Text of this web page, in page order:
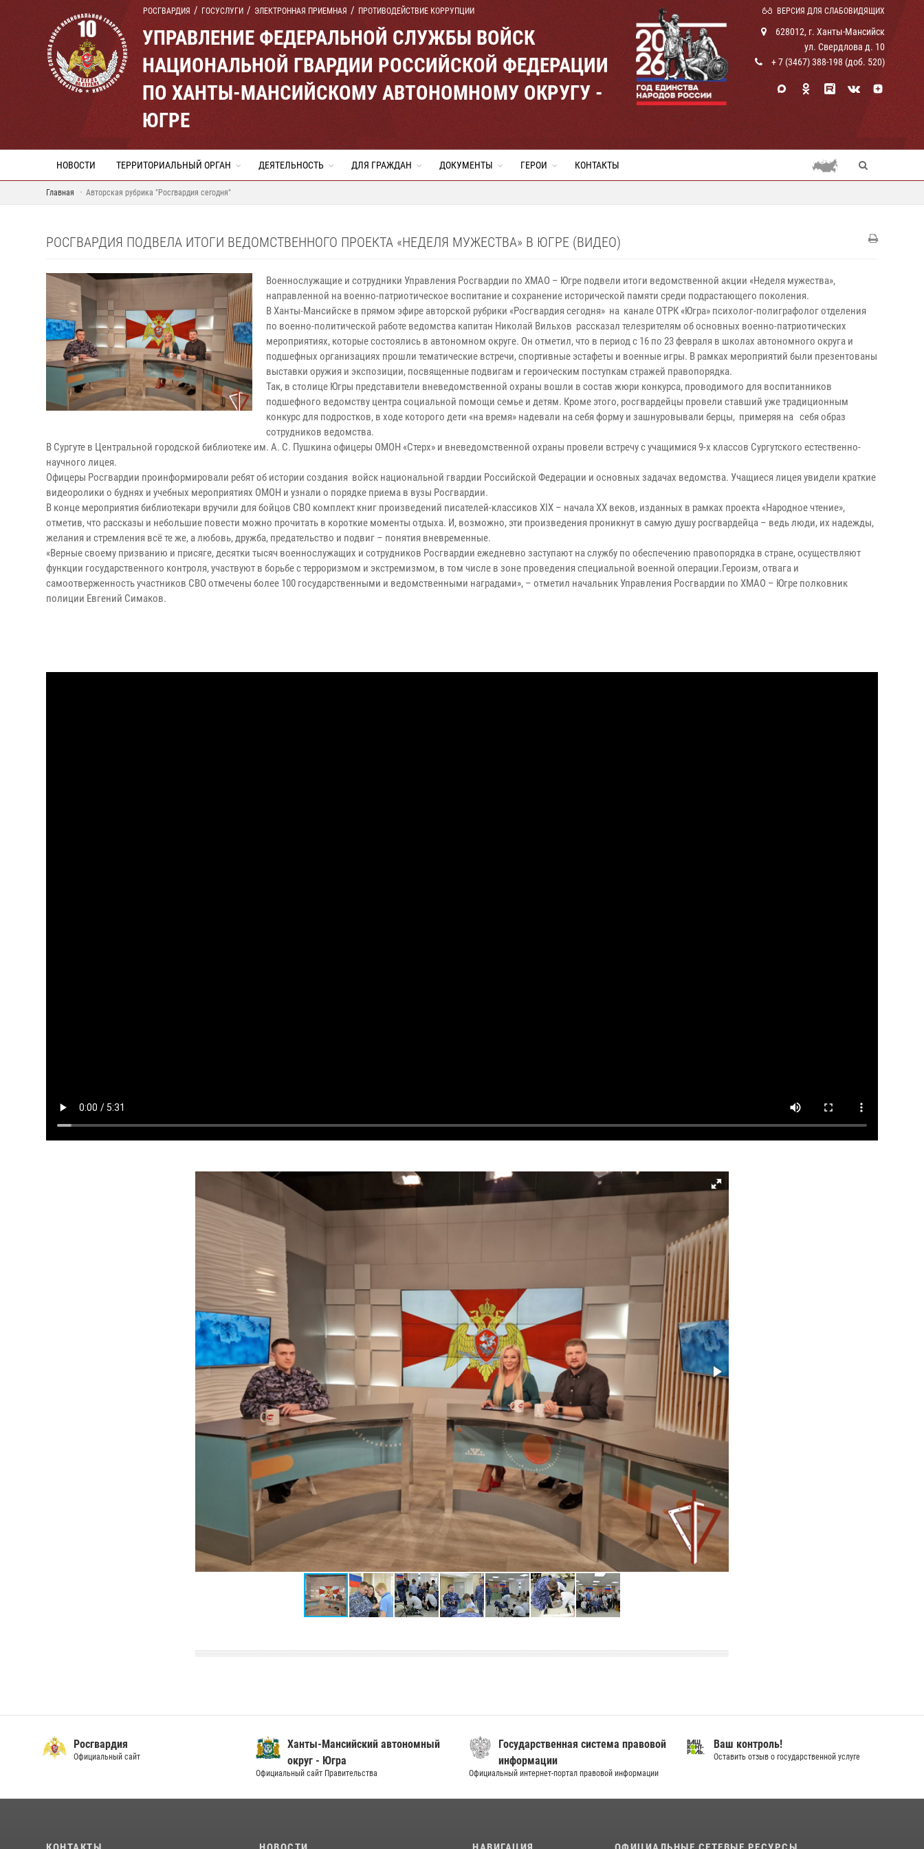
РОСГВАРДИЯ ГОСУСЛУГИ ЭЛЕКТРОННАЯ ПРИЕМНАЯ ПРОТИВОДЕЙСТВИЕ КОРРУПЦИИ ВЕРСИЯ ДЛЯ СЛАБОВИДЯЩИХ
УПРАВЛЕНИЕ ФЕДЕРАЛЬНОЙ СЛУЖБЫ ВОЙСК
НАЦИОНАЛЬНОЙ ГВАРДИИ РОССИЙСКОЙ ФЕДЕРАЦИИ
ПО ХАНТЫ-МАНСИЙСКОМУ АВТОНОМНОМУ ОКРУГУ -
ЮГРЕ
628012, г. Ханты-Мансийск
ул. Свердлова д. 10
+ 7 (3467) 388-198 (доб. 520)
НОВОСТИ ТЕРРИТОРИАЛЬНЫЙ ОРГАН ДЕЯТЕЛЬНОСТЬ ДЛЯ ГРАЖДАН ДОКУМЕНТЫ ГЕРОИ КОНТАКТЫ
Главная Авторская рубрика "Росгвардия сегодня"
РОСГВАРДИЯ ПОДВЕЛА ИТОГИ ВЕДОМСТВЕННОГО ПРОЕКТА «НЕДЕЛЯ МУЖЕСТВА» В ЮГРЕ (ВИДЕО)
Военнослужащие и сотрудники Управления Росгвардии по ХМАО – Югре подвели итоги ведомственной акции «Неделя мужества»,
направленной на военно-патриотическое воспитание и сохранение исторической памяти среди подрастающего поколения.
В Ханты-Мансийске в прямом эфире авторской рубрики «Росгвардия сегодня» на канале ОТРК «Югра» психолог-полиграфолог отделения
по военно-политической работе ведомства капитан Николай Вильхов рассказал телезрителям об основных военно-патриотических
мероприятиях, которые состоялись в автономном округе. Он отметил, что в период с 16 по 23 февраля в школах автономного округа и
подшефных организациях прошли тематические встречи, спортивные эстафеты и военные игры. В рамках мероприятий были презентованы
выставки оружия и экспозиции, посвященные подвигам и героическим поступкам стражей правопорядка.
Так, в столице Югры представители вневедомственной охраны вошли в состав жюри конкурса, проводимого для воспитанников
подшефного ведомству центра социальной помощи семье и детям. Кроме этого, росгвардейцы провели ставший уже традиционным
конкурс для подростков, в ходе которого дети «на время» надевали на себя форму и зашнуровывали берцы, примеряя на себя образ
сотрудников ведомства.
В Сургуте в Центральной городской библиотеке им. А. С. Пушкина офицеры ОМОН «Стерх» и вневедомственной охраны провели встречу с учащимися 9-х классов Сургутского естественно-
научного лицея.
Офицеры Росгвардии проинформировали ребят об истории создания войск национальной гвардии Российской Федерации и основных задачах ведомства. Учащиеся лицея увидели краткие
видеоролики о буднях и учебных мероприятиях ОМОН и узнали о порядке приема в вузы Росгвардии.
В конце мероприятия библиотекари вручили для бойцов СВО комплект книг произведений писателей-классиков XIX – начала XX веков, изданных в рамках проекта «Народное чтение»,
отметив, что рассказы и небольшие повести можно прочитать в короткие моменты отдыха. И, возможно, эти произведения проникнут в самую душу росгвардейца – ведь люди, их надежды,
желания и стремления всё те же, а любовь, дружба, предательство и подвиг – понятия вневременные.
«Верные своему призванию и присяге, десятки тысяч военнослужащих и сотрудников Росгвардии ежедневно заступают на службу по обеспечению правопорядка в стране, осуществляют
функции государственного контроля, участвуют в борьбе с терроризмом и экстремизмом, в том числе в зоне проведения специальной военной операции.Героизм, отвага и
самоотверженность участников СВО отмечены более 100 государственными и ведомственными наградами», – отметил начальник Управления Росгвардии по ХМАО – Югре полковник
полиции Евгений Симаков.
Росгвардия
Официальный сайт
Ханты-Мансийский автономный
округ - Югра
Официальный сайт Правительства
Государственная система правовой
информации
Официальный интернет-портал правовой информации
Ваш контроль!
Оставить отзыв о государственной услуге